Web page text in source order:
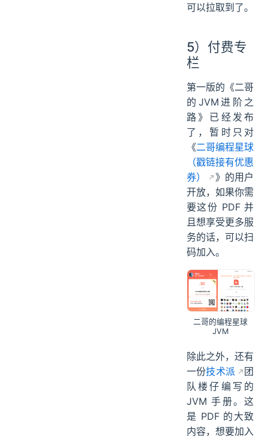
可以拉取到了。
5）付费专
栏
第一版的《二哥
的JVM进阶之
路》已经发布
了，暂时只对
《二哥编程星球
（戳链接有优惠
券）
》的用户
开放，如果你需
要这份 PDF 并
且想享受更多服
务的话，可以扫
码加入。
二哥的编程星球
JVM
除此之外，还有
一份技术派
团
队楼仔编写的
JVM 手册。这
是 PDF 的大致
内容，想要加入